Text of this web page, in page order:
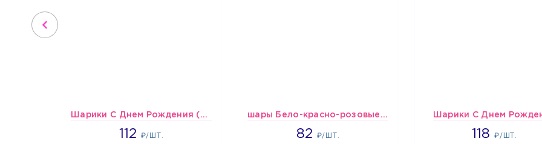
Шарики С Днем Рождения (мишки и тортики)
112 ₽/ШТ.
1718 шары Бело-красно-розовые пастельные
82 ₽/ШТ.
1637 Шарики С Днем
118₽/ШТ.
1808